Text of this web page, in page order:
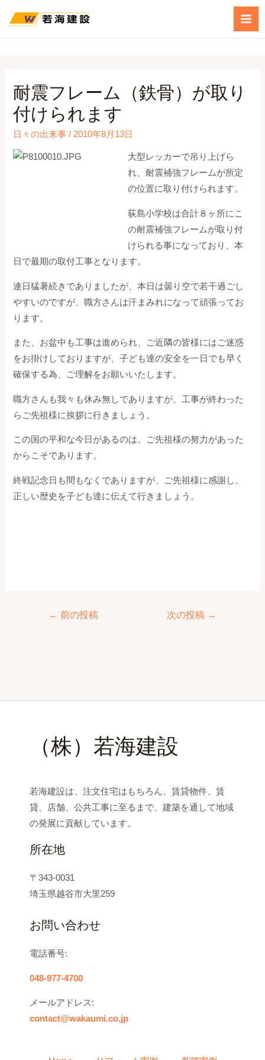
耐震フレーム（鉄骨）が取り
付けられます
日々の出来事 / 2010年8月13日
大型レッカーで吊り上げら
れ、耐震補強フレームが所定
の位置に取り付けられます。
荻島小学校は合計８ヶ所にこ
の耐震補強フレームが取り付
けられる事になっており、本
日で最期の取付工事となります。
連日猛暑続きでありましたが、本日は曇り空で若干過ごし
やすいのですが、職方さんは汗まみれになって頑張ってお
ります。
また、お盆中も工事は進められ、ご近隣の皆様にはご迷惑
をお掛けしておりますが、子ども達の安全を一日でも早く
確保する為、ご理解をお願いいたします。
職方さんも我々も休み無しでありますが、工事が終わった
らご先祖様に挨拶に行きましょう。
この国の平和な今日があるのは、ご先祖様の努力があった
からこそであります。
終戦記念日も間もなくでありますが、ご先祖様に感謝し、
正しい歴史を子ども達に伝えて行きましょう。
← 前の投稿 次の投稿 →
（株）若海建設
若海建設は、注文住宅はもちろん、賃貸物件、賃
貸、店舗、公共工事に至るまで、建築を通して地域
の発展に貢献しています。
所在地
〒343-0031
埼玉県越谷市大里259
お問い合わせ
電話番号:
048-977-4700
メールアドレス:
contact@wakaumi.co.jp